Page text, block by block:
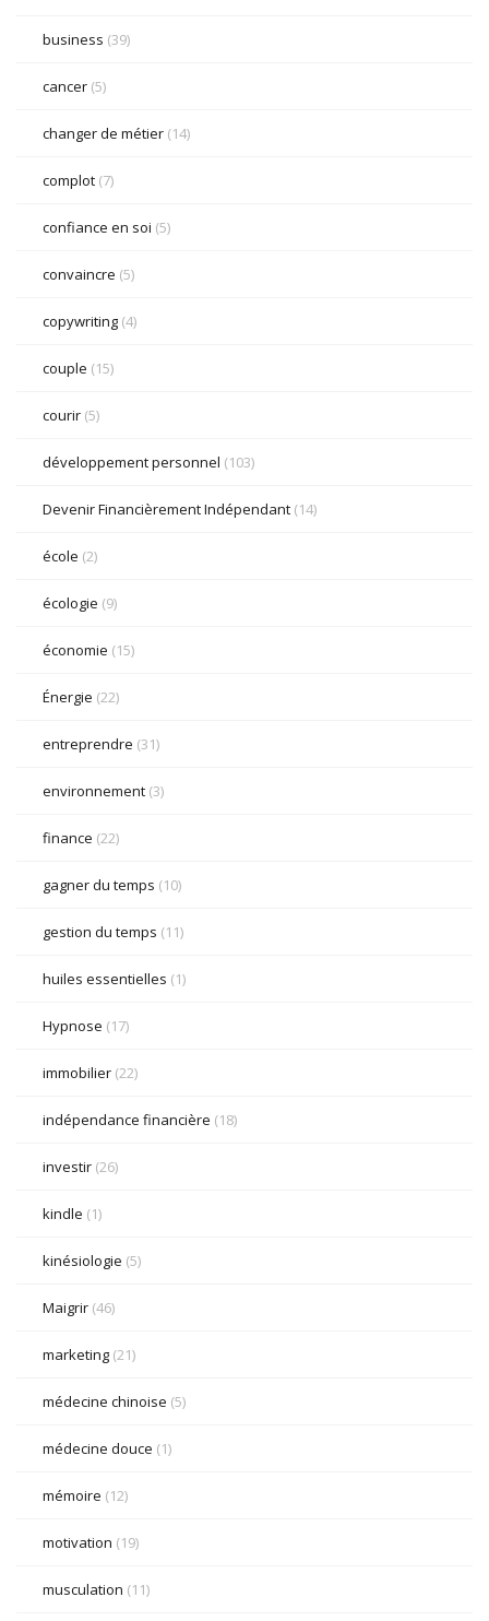
business (39)
cancer (5)
changer de métier (14)
complot (7)
confiance en soi (5)
convaincre (5)
copywriting (4)
couple (15)
courir (5)
développement personnel (103)
Devenir Financièrement Indépendant (14)
école (2)
écologie (9)
économie (15)
Énergie (22)
entreprendre (31)
environnement (3)
finance (22)
gagner du temps (10)
gestion du temps (11)
huiles essentielles (1)
Hypnose (17)
immobilier (22)
indépendance financière (18)
investir (26)
kindle (1)
kinésiologie (5)
Maigrir (46)
marketing (21)
médecine chinoise (5)
médecine douce (1)
mémoire (12)
motivation (19)
musculation (11)